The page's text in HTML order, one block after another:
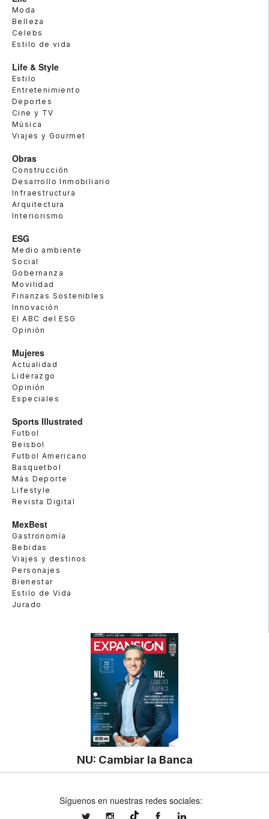
Moda
Belleza
Celebs
Estilo de vida
Life & Style
Estilo
Entretenimiento
Deportes
Cine y TV
Música
Viajes y Gourmet
Obras
Construcción
Desarrollo Inmobiliario
Infraestructura
Arquitectura
Interiorismo
ESG
Medio ambiente
Social
Gobernanza
Movilidad
Finanzas Sostenibles
Innovación
El ABC del ESG
Opinión
Mujeres
Actualidad
Liderazgo
Opinión
Especiales
Sports Illustrated
Futbol
Beisbol
Futbol Americano
Basquetbol
Más Deporte
Lifestyle
Revista Digital
MexBest
Gastronomía
Bebidas
Viajes y destinos
Personajes
Bienestar
Estilo de Vida
Jurado
NU: Cambiar la Banca
Síguenos en nuestras redes sociales:
expansionmxexpansionmx ExpansionMex